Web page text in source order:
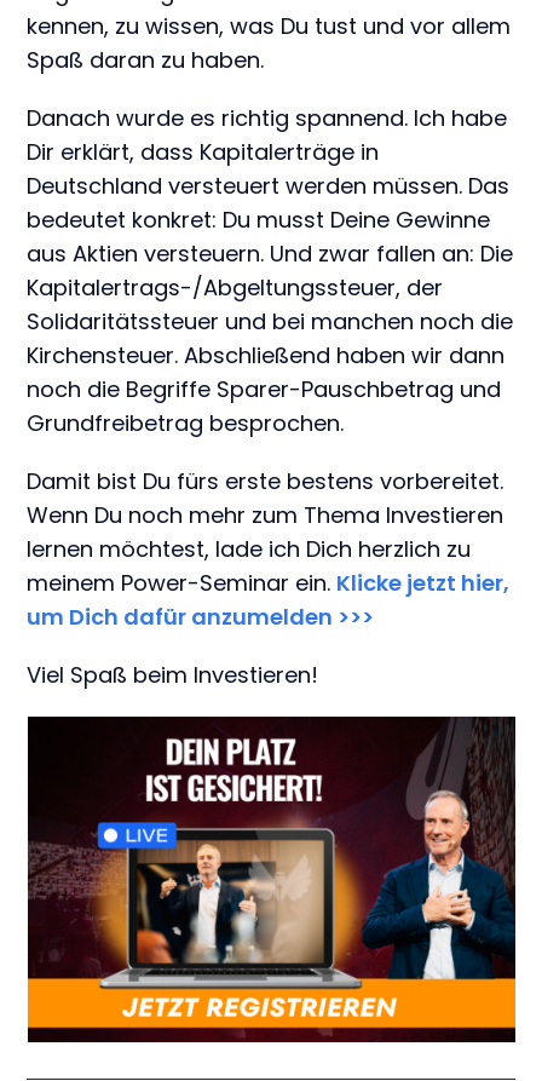
kennen, zu wissen, was Du tust und vor allem
Spaß daran zu haben.
Danach wurde es richtig spannend. Ich habe
Dir erklärt, dass Kapitalerträge in
Deutschland versteuert werden müssen. Das
bedeutet konkret: Du musst Deine Gewinne
aus Aktien versteuern. Und zwar fallen an: Die
Kapitalertrags-/Abgeltungssteuer, der
Solidaritätssteuer und bei manchen noch die
Kirchensteuer. Abschließend haben wir dann
noch die Begriffe Sparer-Pauschbetrag und
Grundfreibetrag besprochen.
Damit bist Du fürs erste bestens vorbereitet.
Wenn Du noch mehr zum Thema Investieren
lernen möchtest, lade ich Dich herzlich zu
meinem Power-Seminar ein. Klicke jetzt hier,
um Dich dafür anzumelden >>>
Viel Spaß beim Investieren!